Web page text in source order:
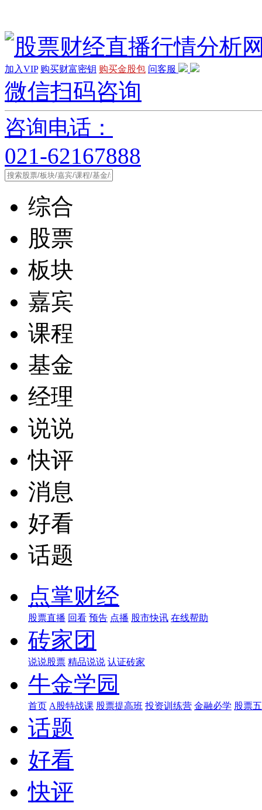
加入VIP 购买财富密钥 购买金股包 问客服
微信扫码咨询
咨询电话：
021-62167888
综合
股票
板块
嘉宾
课程
基金
经理
说说
快评
消息
好看
话题
点掌财经
股票直播 回看 预告 点播 股市快讯 在线帮助
砖家团
说说股票 精品说说 认证砖家
牛金学园
首页 A股特战课 股票提高班 投资训练营 金融必学 股票
话题
好看
快评